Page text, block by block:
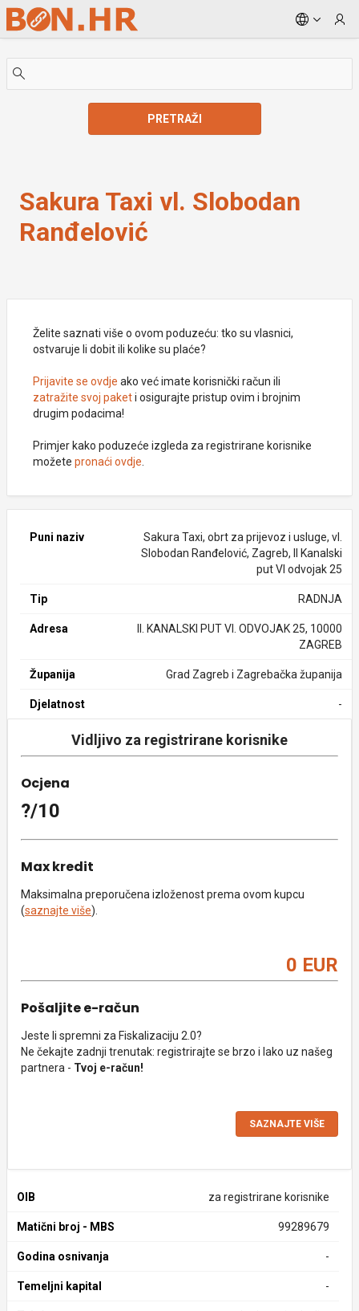
Skip to Main Content
PRETRAŽI
Sakura Taxi vl. Slobodan
Ranđelović
Želite saznati više o ovom poduzeću: tko su vlasnici,
ostvaruje li dobit ili kolike su plaće?
Prijavite se ovdje ako već imate korisnički račun ili
zatražite svoj paketi osigurajte pristup ovim i brojnim
drugim podacima!
Primjer kako poduzeće izgleda za registrirane korisnike
možete pronaći ovdje
Puni naziv
Sakura Taxi, obrt za prijevoz i usluge, vl.
Slobodan Ranđelović, Zagreb, II Kanalski
put VI odvojak 25
Tip RADNJA
Adresa
II. KANALSKI PUT VI. ODVOJAK 25, 10000
ZAGREB
Županija Grad Zagreb i Zagrebačka županija
Djelatnost -
Vidljivo za registrirane korisnike
Ocjena
?/10
Max kredit
Maksimalna preporučena izloženost prema ovom kupcu
(saznajte više).
0 EUR
Pošaljite e-račun
Jeste li spremni za Fiskalizaciju 2.0?
Ne čekajte zadnji trenutak: registrirajte se brzo i lako uz našeg
partnera - Tvoj e-račun!
SAZNAJTE VIŠE
OIB za registrirane korisnike
Matični broj - MBS 99289679
Godina osnivanja -
Temeljni kapital -